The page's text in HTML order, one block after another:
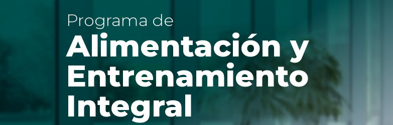
Programa de
Alimentación y
Entrenamiento
Integral